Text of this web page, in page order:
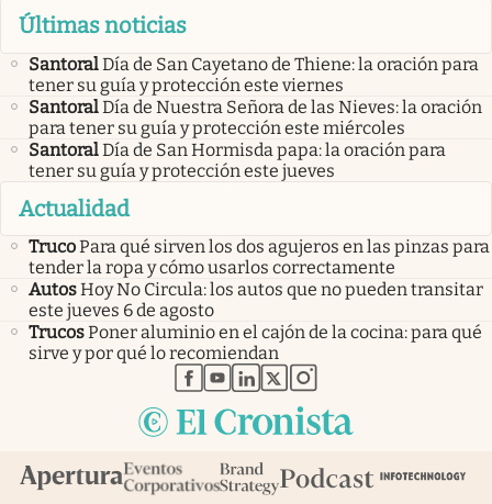
Últimas noticias
SantoralDía de San Cayetano de Thiene: la oración para
tener su guía y protección este viernes
SantoralDía de Nuestra Señora de las Nieves: la oración
para tener su guía y protección este miércoles
SantoralDía de San Hormisda papa: la oración para
tener su guía y protección este jueves
Actualidad
TrucoPara qué sirven los dos agujeros en las pinzas para
tender la ropa y cómo usarlos correctamente
AutosHoy No Circula: los autos que no pueden transitar
este jueves 6 de agosto
TrucosPoner aluminio en el cajón de la cocina: para qué
sirve y por qué lo recomiendan
abre en nueva pestaña
abre en nueva pestaña
abre en nueva pestaña
abre en nueva pestaña
abre en nueva pestaña